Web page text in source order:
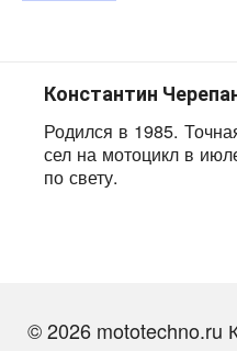
Константин
Родился в 1985.
сел на мотоцикл в
по свету.
© 2026 mototechno.ru